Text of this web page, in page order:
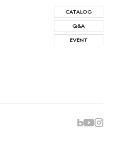
CATALOG
Q&A
EVENT